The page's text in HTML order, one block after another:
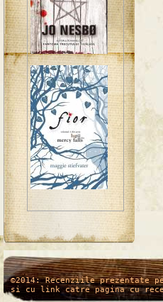
/* */
©2014: Recenziile
si cu link catre pagina cu